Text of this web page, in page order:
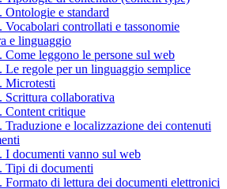
Ontologie e standard
Vocabolari controllati e tassonomie
e linguaggio
Come leggono le persone sul web
Le regole per un linguaggio semplice
Microtesti
Scrittura collaborativa
Content critique
Traduzione e localizzazione dei contenuti
I documenti vanno sul web
Tipi di documenti
Formato di lettura dei documenti elettronici